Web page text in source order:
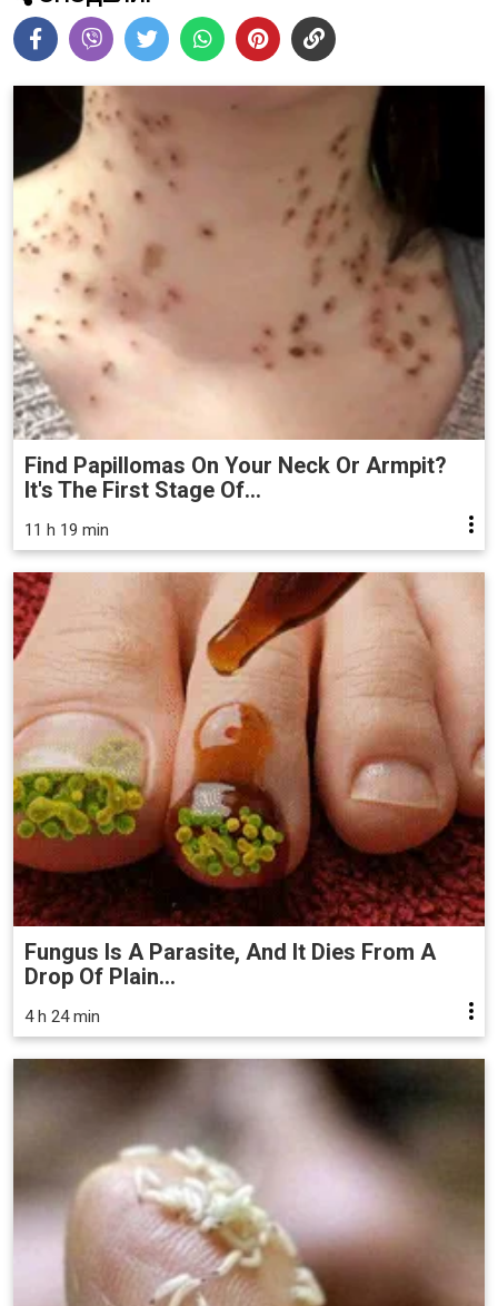
Find Papillomas On Your Neck Or Armpit?
It's The First Stage Of...
11 h 19 min
Fungus Is A Parasite, And It Dies From A
Drop Of Plain...
4 h 24 min